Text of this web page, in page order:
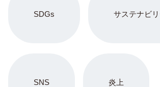
SDGs サステナビリ
SNS 炎上